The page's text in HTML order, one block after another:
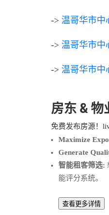
-> 温哥华市中
-> 温哥华市中
-> 温哥华市中
房东 & 物
免费发布房源
Maximize
Generate
智能租客筛选:
能评分系统。
查看更多详情